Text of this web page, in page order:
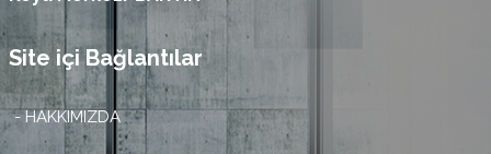
Site içi Bağlantılar
- HAKKIMIZDA